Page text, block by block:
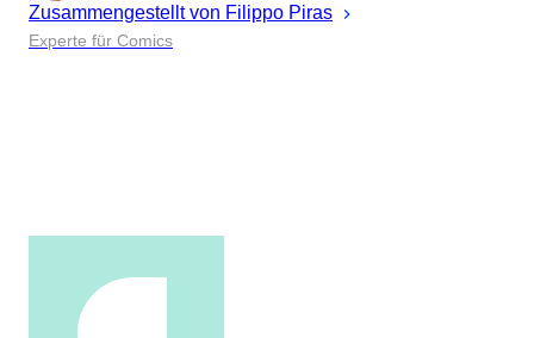
Zusammengestellt von Filippo Piras
Experte für Comics